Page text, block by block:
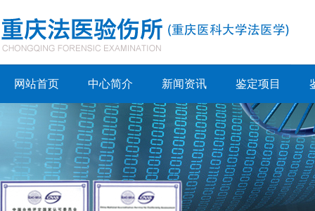
网站首页 中心简介 新闻资讯 鉴定项目